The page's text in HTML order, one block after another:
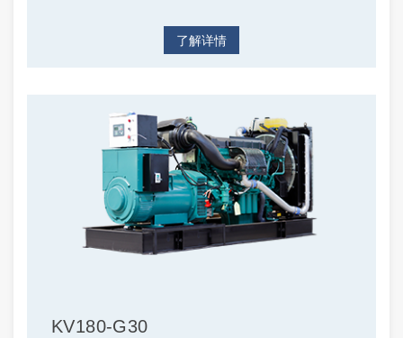
了解详情
KV180-G30